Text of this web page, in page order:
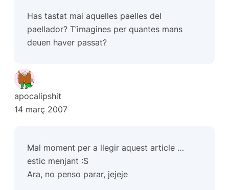
Has tastat mai aquelles paelles del
paellador? T’imagines per quantes mans
deuen haver passat?
apocalipshit
14 març 2007
Mal moment per a llegir aquest article …
estic menjant :S
Ara, no penso parar, jejeje